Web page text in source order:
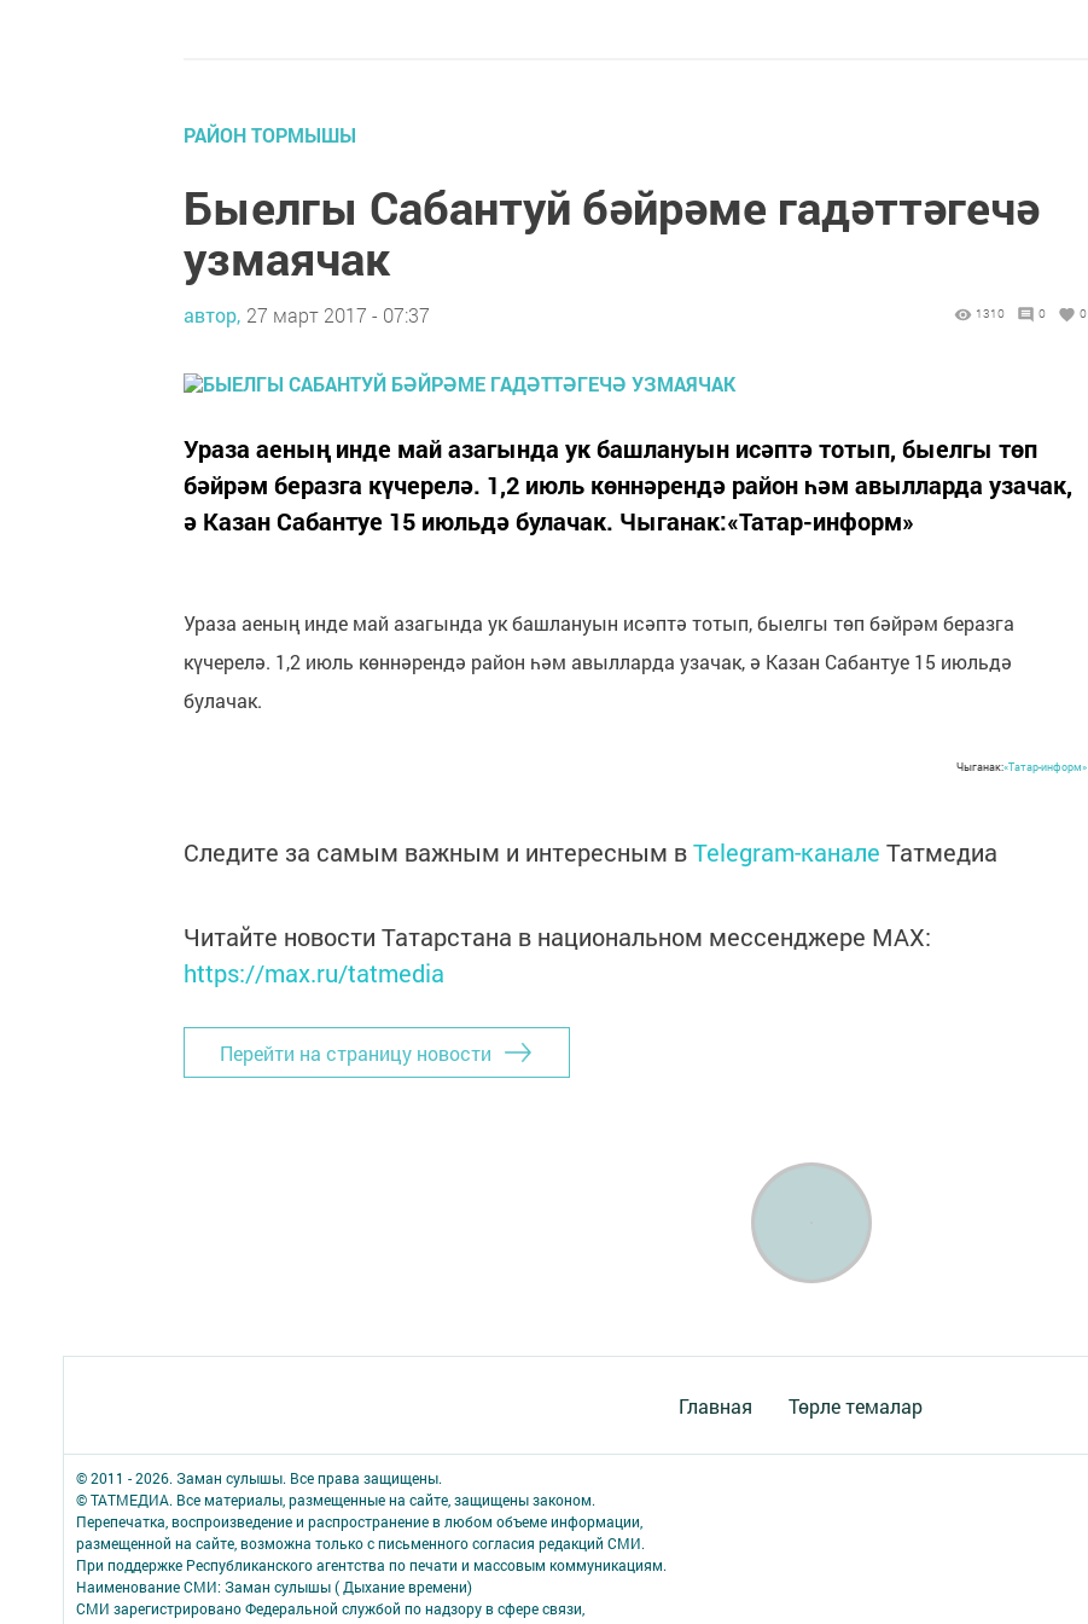
РАЙОН ТОРМЫШЫ
Быелгы Сабантуй бәйрәме гадәттәгечә
узмаячак
автор, 27 март 2017 - 07:37 1310 0 0
Ураза аеның инде май азагында ук башлануын исәптә тотып, быелгы төп
бәйрәм беразга күчерелә. 1,2 июль көннәрендә район һәм авылларда узачак,
ә Казан Сабантуе 15 июльдә булачак. Чыганак:«Татар-информ»
Ураза аеның инде май азагында ук башлануын исәптә тотып, быелгы төп бәйрәм беразга
күчерелә. 1,2 июль көннәрендә район һәм авылларда узачак, ә Казан Сабантуе 15 июльдә
булачак.
Чыганак:«Татар-информ»
Следите за самым важным и интересным вTelegram-канале Татмедиа
Читайте новости Татарстана в национальном мессенджере MАХ:
https://max.ru/tatmedia
Перейти на страницу новости
Главная Төрле темалар
© 2011 - 2026. Заман сулышы. Все права защищены.
© ТАТМЕДИА. Все материалы, размещенные на сайте, защищены законом.
Перепечатка, воспроизведение и распространение в любом объеме информации,
размещенной на сайте, возможна только с письменного согласия редакций СМИ.
При поддержке Республиканского агентства по печати и массовым коммуникациям.
Наименование СМИ: Заман сулышы ( Дыхание времени)
СМИ зарегистрировано Федеральной службой по надзору в сфере связи,